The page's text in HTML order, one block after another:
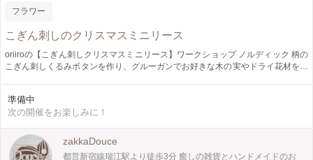
フラワー
こぎん刺しのクリスマスミニリース
oriiroの【こぎん刺しクリスマスミニリース】ワークショップ ノルディック 柄の
こぎん刺しくるみボタンを作り、グルーガンでお好きな木の実やドライ花材をリ
イムスケジュール～ 13:00~布、糸選び 13:15〜刺繍 15:00〜くるみボタン仕上げ
15:15〜リースに花材をグルーガンで接着 ※進捗状況により多少前後します 〇講
場所〇 Douce店内ワークショップスペース 江戸川区南篠崎町3-1-11 都営新宿線
江駅南口より徒歩3分 03-6638-6050 ～タイムスケジュール～ 13:00~布、糸選び
準備中
次の開催をお楽しみに！
zakkaDouce
都営新宿線瑞江駅より徒歩3分 癒しの雑貨とハンドメイドのお